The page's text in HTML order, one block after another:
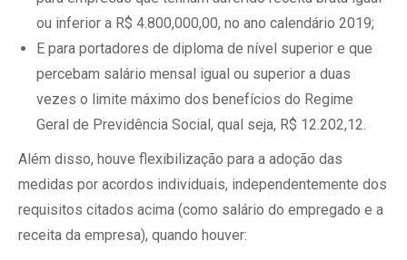
ou inferior a R$ 4.800,000,00, no ano calendário 2019;
E para portadores de diploma de nível superior e que
percebam salário mensal igual ou superior a duas
vezes o limite máximo dos benefícios do Regime
Geral de Previdência Social, qual seja, R$ 12.202,12.
Além disso, houve flexibilização para a adoção das
medidas por acordos individuais, independentemente dos
requisitos citados acima (como salário do empregado e a
receita da empresa), quando houver: